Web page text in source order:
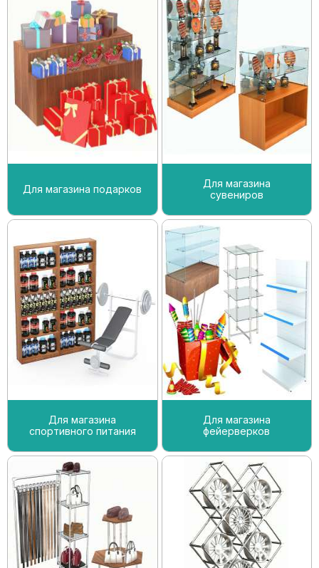
Для магазина подарков
Для магазина
сувениров
Для магазина
спортивного питания
Для магазина
фейерверков